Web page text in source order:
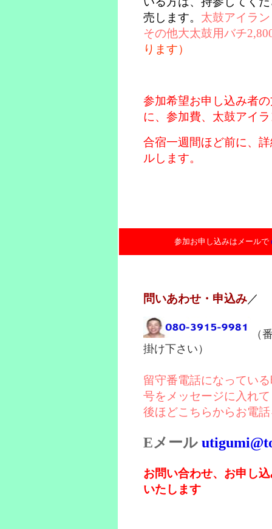
売します。 太鼓アイラ
その他大太鼓用バチ
ります）
参加希望お申し込み者
に、参加費、太鼓アイ
合宿一週間ほど前に、
ルします。
参加お申し込みはメールで
問いあわせ・申込み／
（
掛け下さい）
留守番電話になってい
号をメッセージに入れ
後ほどこちらからお電
Eメール
お問い合わせ、お申し
いたします